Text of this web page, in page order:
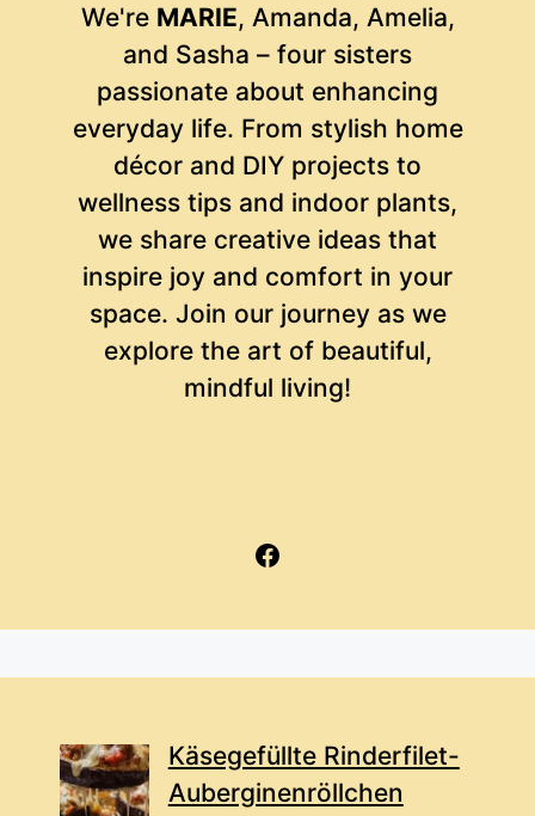
We're MARIE, Amanda, Amelia,
and Sasha – four sisters
passionate about enhancing
everyday life. From stylish home
décor and DIY projects to
wellness tips and indoor plants,
we share creative ideas that
inspire joy and comfort in your
space. Join our journey as we
explore the art of beautiful,
mindful living!
Facebook
Käsegefüllte Rinderfilet-
Auberginenröllchen